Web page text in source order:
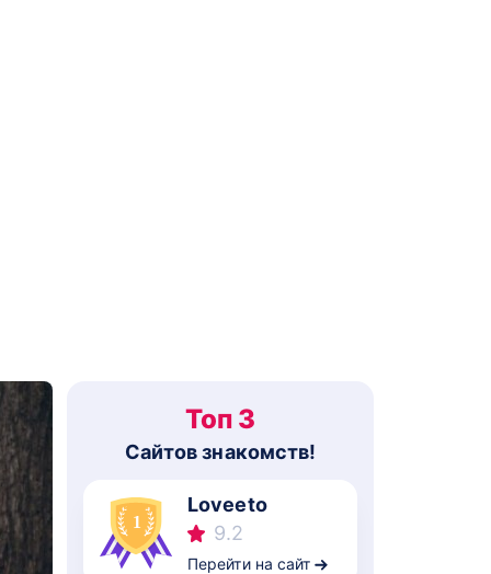
Топ 3
Cайтов знакомств!
Loveeto
9.2
Перейти на сайт